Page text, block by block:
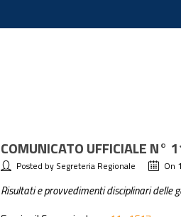
COMUNICATO UFFICIALE
Posted by Segreteria Regionale On
Risultati e provvedimenti disciplinari delle